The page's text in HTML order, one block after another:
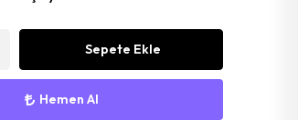
Sepete Ekle
Hemen Al